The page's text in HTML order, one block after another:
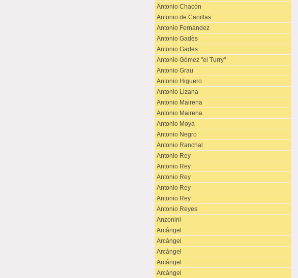
Antonio Chacón
Antonio de Canillas
Antonio Fernández
Antonio Gadès
Antonio Gades
Antonio Gómez "el Turry"
Antonio Grau
Antonio Higuero
Antonio Lizana
Antonio Mairena
Antonio Mairena
Antonio Moya
Antonio Negro
Antonio Ranchal
Antonio Rey
Antonio Rey
Antonio Rey
Antonio Rey
Antonio Rey
Antonio Reyes
Anzonini
Arcángel
Arcángel
Arcángel
Arcángel
Arcángel